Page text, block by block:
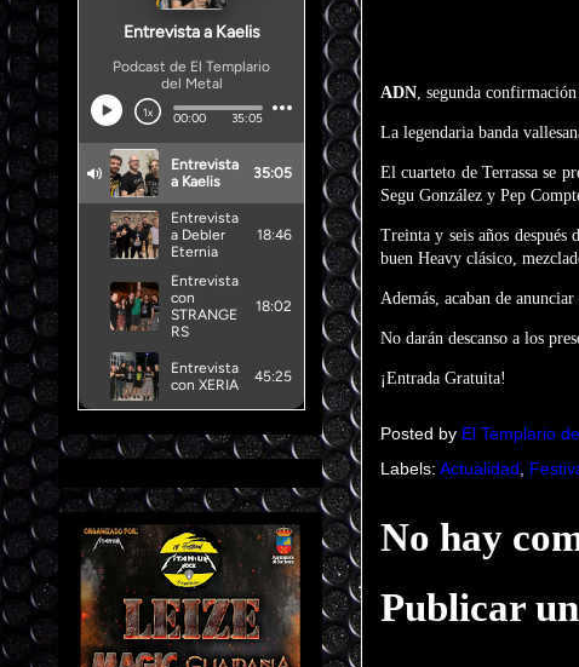
ADN, segunda
La legendaria banda
El cuarteto de Terrassa se
Segu González y Pep
Treinta y seis años después
buen Heavy clásico,
Además, acaban de
No darán descanso a los
¡Entrada Gratuita!
Posted by El Templario
Labels: Actualidad
No hay
Publicar